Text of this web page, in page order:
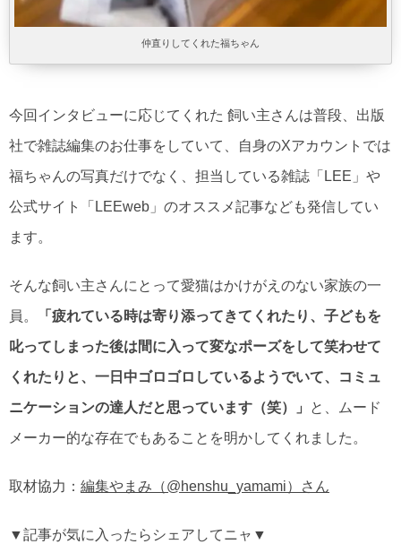
仲直りしてくれた福ちゃん
今回インタビューに応じてくれた 飼い主さんは普段、出版
社で雑誌編集のお仕事をしていて、自身のXアカウントでは
福ちゃんの写真だけでなく、担当している雑誌「LEE」や
公式サイト「LEEweb」のオススメ記事なども発信してい
ます。
そんな飼い主さんにとって愛猫はかけがえのない家族の一
員。
「疲れている時は寄り添ってきてくれたり、子どもを
叱ってしまった後は間に入って変なポーズをして笑わせて
くれたりと、一日中ゴロゴロしているようでいて、コミュ
ニケーションの達人だと思っています（笑）」
と、ムード
メーカー的な存在でもあることを明かしてくれました。
取材協力： 編集やまみ（@henshu_yamami）さん
▼記事が気に入ったらシェアしてニャ▼